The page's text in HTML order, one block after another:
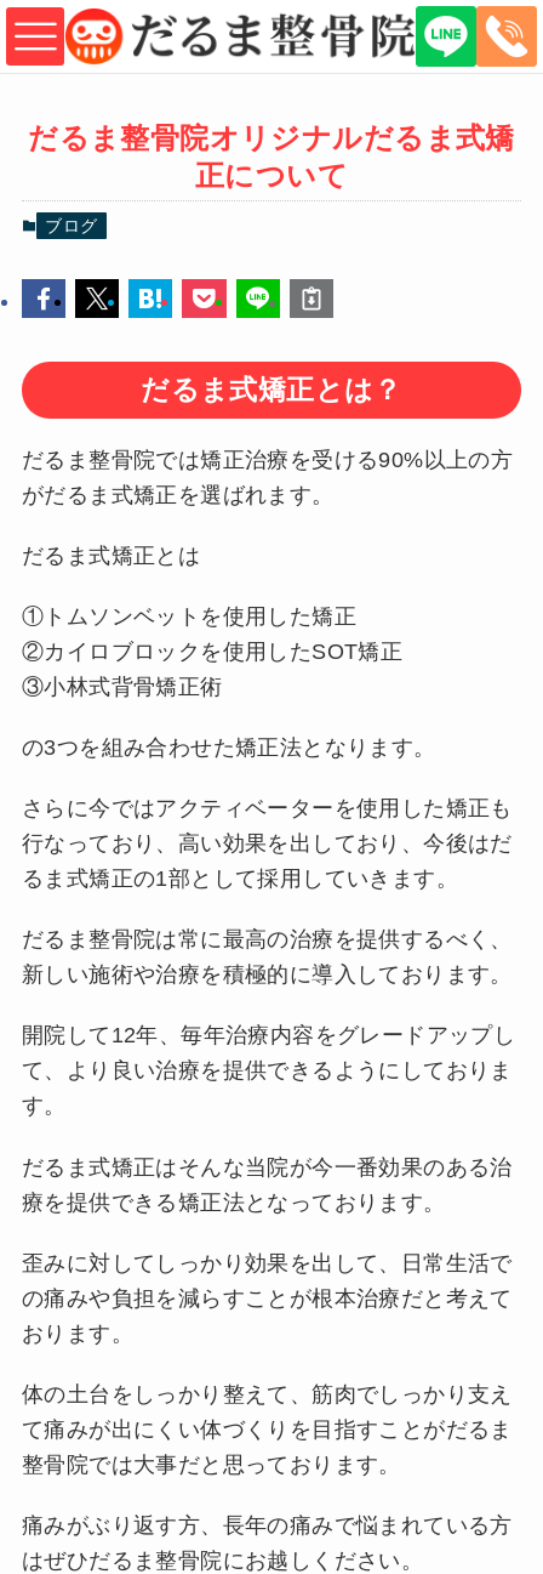
だるま整骨院オリジナルだるま式矯
正について
ブログ
だるま式矯正とは？
だるま整骨院では矯正治療を受ける90%以上の方
がだるま式矯正を選ばれます。
だるま式矯正とは
①トムソンベットを使用した矯正
②カイロブロックを使用したSOT矯正
③小林式背骨矯正術
の3つを組み合わせた矯正法となります。
さらに今ではアクティベーターを使用した矯正も
行なっており、高い効果を出しており、今後はだ
るま式矯正の1部として採用していきます。
だるま整骨院は常に最高の治療を提供するべく、
新しい施術や治療を積極的に導入しております。
開院して12年、毎年治療内容をグレードアップし
て、より良い治療を提供できるようにしておりま
す。
だるま式矯正はそんな当院が今一番効果のある治
療を提供できる矯正法となっております。
歪みに対してしっかり効果を出して、日常生活で
の痛みや負担を減らすことが根本治療だと考えて
おります。
体の土台をしっかり整えて、筋肉でしっかり支え
て痛みが出にくい体づくりを目指すことがだるま
整骨院では大事だと思っております。
痛みがぶり返す方、長年の痛みで悩まれている方
はぜひだるま整骨院にお越しください。